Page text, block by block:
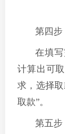
第四步
在填
计算出可
求，选择
取款”。
第五步